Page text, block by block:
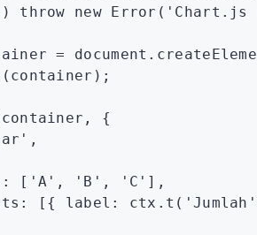
throw new Error ( 'Chart.js
= document
(container);
,
{
,
: [ 'A' , 'B' , 'C' ] ,
: [{ label : ctx .t ( 'Jumlah'